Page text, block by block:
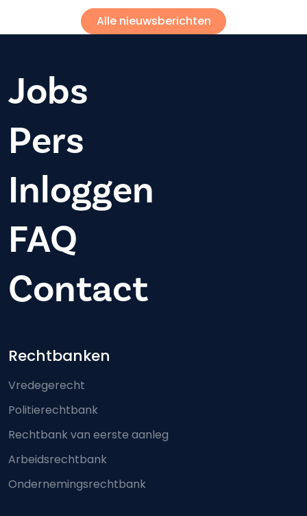
Alle nieuwsberichten
Jobs
Pers
Inloggen
FAQ
Contact
Footer-menu
Rechtbanken
Vredegerecht
Politierechtbank
Rechtbank van eerste aanleg
Arbeidsrechtbank
Ondernemingsrechtbank